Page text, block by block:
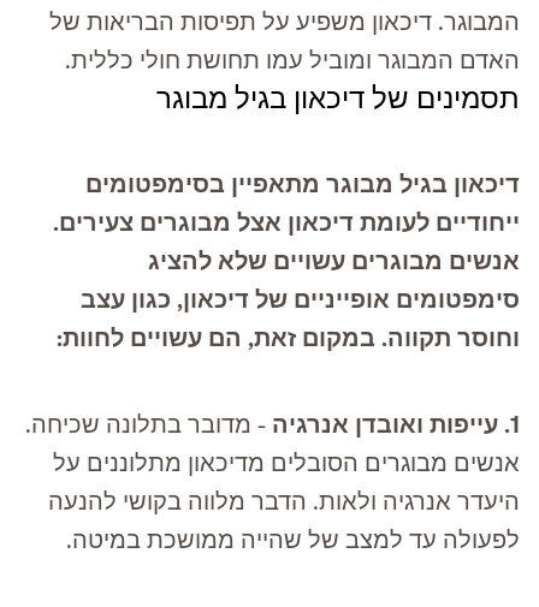
המבוגר. דיכאון משפיע על תפיסות הבריאות של
האדם המבוגר ומוביל עמו תחושת חולי כללית.
תסמינים של דיכאון בגיל מבוגר
דיכאון בגיל מבוגר מתאפיין בסימפטומים
ייחודיים לעומת דיכאון אצל מבוגרים צעירים.
אנשים מבוגרים עשויים שלא להציג
סימפטומים אופייניים של דיכאון, כגון עצב
וחוסר תקווה. במקום זאת, הם עשויים לחוות:
1. עייפות ואובדן אנרגיה
- מדובר בתלונה שכיחה.
אנשים מבוגרים הסובלים מדיכאון מתלוננים על
היעדר אנרגיה ולאות. הדבר מלווה בקושי להנעה
לפעולה עד למצב של שהייה ממושכת במיטה.